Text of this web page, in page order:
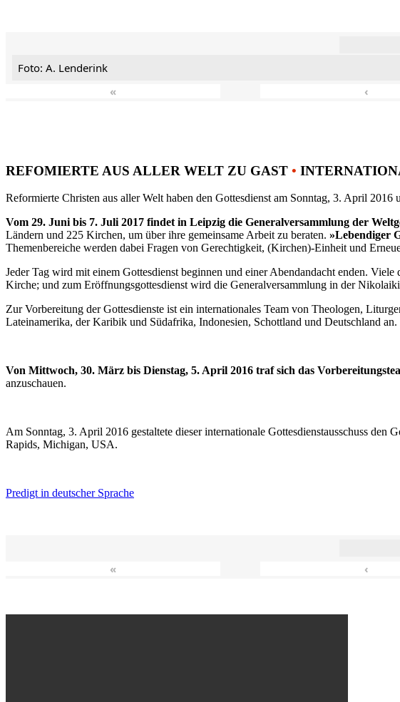
Foto: A. Lenderink
«
‹
REFOMIERTE AUS ALLER WELT ZU GAST •
Reformierte Christen aus aller Welt haben den Gottesdienst am Sonntag, 3. April
Vom 29. Juni bis 7. Juli 2017 findet in Leipzig die Generalversammlung der
Ländern und 225 Kirchen, um über ihre gemeinsame Arbeit zu beraten. »Lebendiger
Themenbereiche werden dabei Fragen von Gerechtigkeit, (Kirchen)-Einheit und
Jeder Tag wird mit einem Gottesdienst beginnen und einer Abendandacht enden.
Kirche; und zum Eröffnungsgottesdienst wird die Generalversammlung in der
Zur Vorbereitung der Gottesdienste ist ein internationales Team von Theologen,
Lateinamerika, der Karibik und Südafrika, Indonesien, Schottland und Deutschland an.
Von Mittwoch, 30. März bis Dienstag, 5. April 2016 traf sich das
anzuschauen.
Am Sonntag, 3. April 2016 gestaltete dieser internationale Gottesdienstausschuss
Rapids, Michigan, USA.
Predigt in deutscher Sprache
« ‹